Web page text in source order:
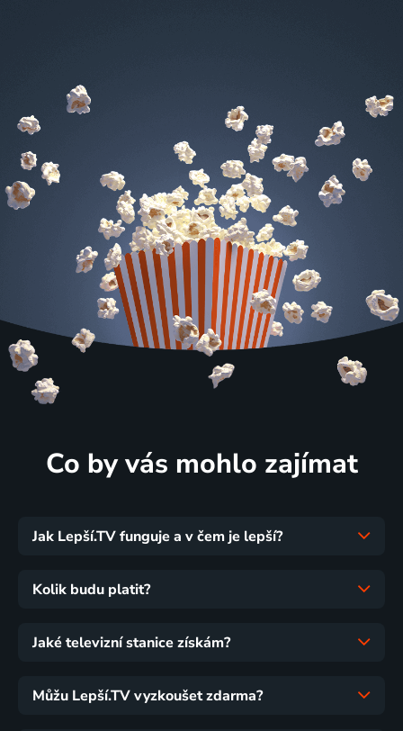
Co by vás mohlo zajímat
Jak Lepší.TV funguje a v čem je lepší?
Kolik budu platit?
Jaké televizní stanice získám?
Můžu Lepší.TV vyzkoušet zdarma?